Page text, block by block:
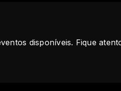
disponíveis. Fique